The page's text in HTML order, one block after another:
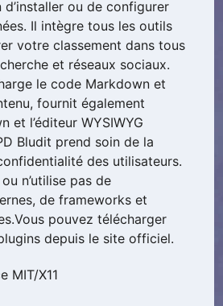
d’installer ou de configurer
Il intègre tous les outils
votre classement dans tous
et réseaux sociaux.
le code Markdown et
fournit également
et l’éditeur WYSIWYG
Bludit prend soin de la
des utilisateurs.
n’utilise pas de
de frameworks et
pouvez télécharger
depuis le site officiel.
MIT/X11